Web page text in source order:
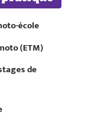
école
(ETM)
de